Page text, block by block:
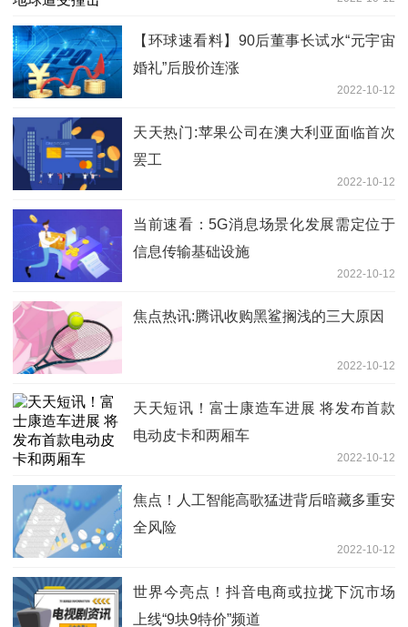
【环球速看料】90后董事长试水“元宇宙
婚礼”后股价连涨
2022-10-12
天天热门:苹果公司在澳大利亚面临首次
罢工
2022-10-12
当前速看：5G消息场景化发展需定位于
信息传输基础设施
2022-10-12
焦点热讯:腾讯收购黑鲨搁浅的三大原因
2022-10-12
天天短讯！富士康造车进展 将发布首款
电动皮卡和两厢车
2022-10-12
焦点！人工智能高歌猛进背后暗藏多重安
全风险
2022-10-12
世界今亮点！抖音电商或拉拢下沉市场
上线“9块9特价”频道